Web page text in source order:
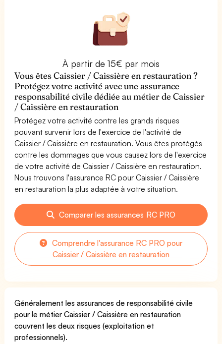
À partir de 15€ par mois
Vous êtes Caissier / Caissière en restauration ?
Protégez votre activité avec une assurance
responsabilité civile dédiée au métier de Caissier
/ Caissière en restauration
Protégez votre activité contre les grands risques
pouvant survenir lors de l'exercice de l'activité de
Caissier / Caissière en restauration. Vous êtes protégés
contre les dommages que vous causez lors de l'exercice
de votre activité de Caissier / Caissière en restauration.
Nous trouvons l'assurance RC pour Caissier / Caissière
en restauration la plus adaptée à votre situation.
Comparer les assurances RC PRO
Comprendre l'assurance RC PRO pour
Caissier / Caissière en restauration
Généralement les assurances de responsabilité civile
pour le métier Caissier / Caissière en restauration
couvrent les deux risques (exploitation et
professionnels).